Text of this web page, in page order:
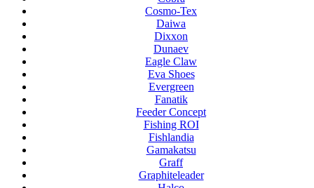
Cosmo-Tex
Daiwa
Dixxon
Dunaev
Eagle Claw
Eva Shoes
Evergreen
Fanatik
Feeder Concept
Fishing ROI
Fishlandia
Gamakatsu
Graff
Graphiteleader